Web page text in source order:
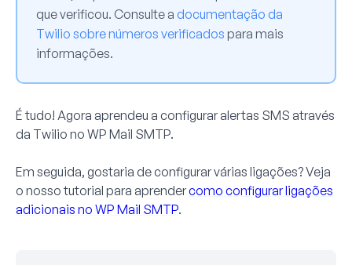
que verificou. Consulte a documentação da
Twilio sobre números verificados para mais
informações.
É tudo! Agora aprendeu a configurar alertas SMS através
da Twilio no WP Mail SMTP.
Em seguida, gostaria de configurar várias ligações? Veja
o nosso tutorial para aprendercomo configurar ligações
adicionais no WP Mail SMTP.